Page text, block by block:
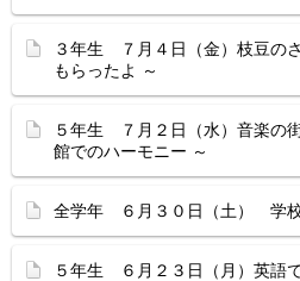
３年生 ７月４日（金）枝豆の
もらったよ ～
５年生 ７月２日（水）音楽の
館でのハーモニー ～
全学年 ６月３０日（土） 学校
５年生 ６月２３日（月）英語